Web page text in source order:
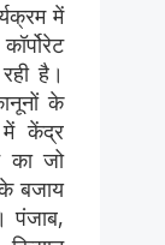
में
है।
के
में केंद्र
का जो
बजाय
पंजाब,